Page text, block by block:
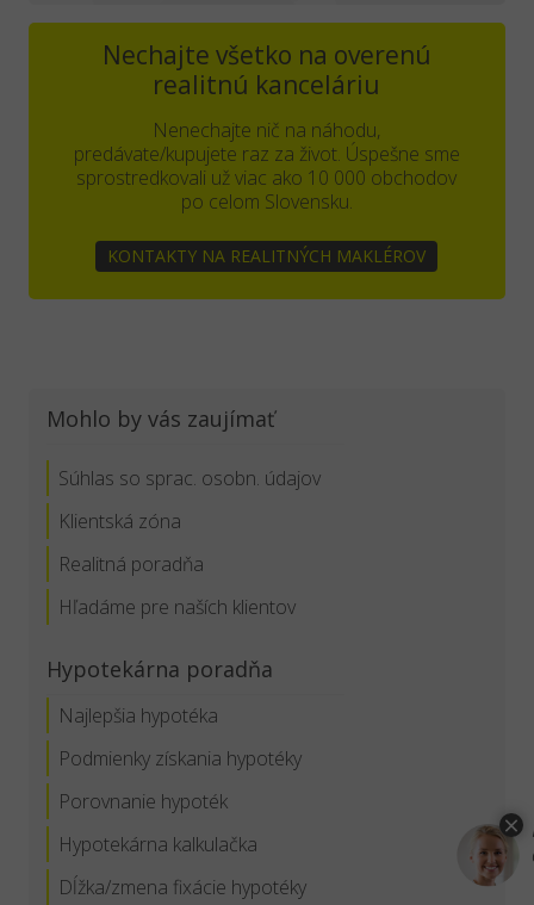
Nechajte všetko na overenú
realitnú kanceláriu
Nenechajte nič na náhodu,
predávate/kupujete raz za život. Úspešne sme
sprostredkovali už viac ako 10 000 obchodov
po celom Slovensku.
KONTAKTY NA REALITNÝCH MAKLÉROV
Mohlo by vás zaujímať
Súhlas so sprac. osobn. údajov
Klientská zóna
Realitná poradňa
Hľadáme pre naších klientov
Hypotekárna poradňa
Najlepšia hypotéka
Podmienky získania hypotéky
Porovnanie hypoték
Hypotekárna kalkulačka
Dĺžka/zmena fixácie hypotéky